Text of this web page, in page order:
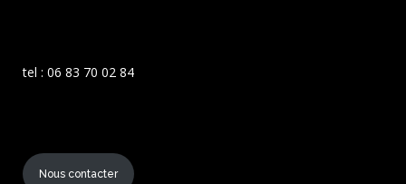
tel : 06 83 70 02 84
Nous contacter